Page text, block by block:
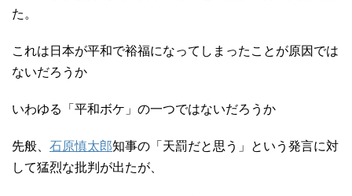
た。
これは日本が平和で裕福になってしまったことが原因では
ないだろうか
いわゆる「平和ボケ」の一つではないだろうか
先般、 石原慎太郎知事の「天罰だと思う」という発言に対
して猛烈な批判が出たが、